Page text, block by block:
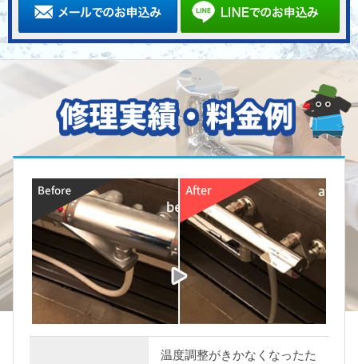
水漏れをしていたので